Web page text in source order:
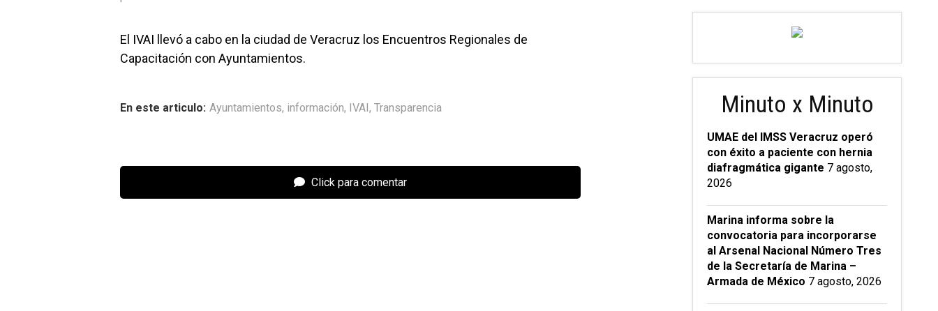
El IVAI llevó a cabo en la ciudad de Veracruz los Encuentros Regionales de
Capacitación con Ayuntamientos.
En este articulo: Ayuntamientos, información, IVAI, Transparencia
Click para comentar
Minuto x Minuto
UMAE del IMSS Veracruz operó
con éxito a paciente con hernia
diafragmática gigante 7 agosto,
2026
Marina informa sobre la
convocatoria para incorporarse
al Arsenal Nacional Número Tres
de la Secretaría de Marina –
Armada de México 7 agosto, 2026